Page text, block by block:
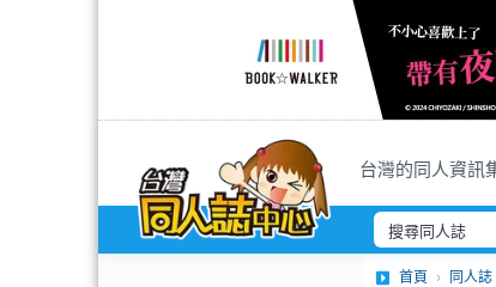
台灣的同人資訊
首頁 同人誌